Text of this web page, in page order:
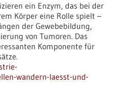
ein Enzym, das bei der
Körper eine Rolle spielt –
der Gewebebildung,
von Tumoren. Das
Komponente für
wandern-laesst-und-